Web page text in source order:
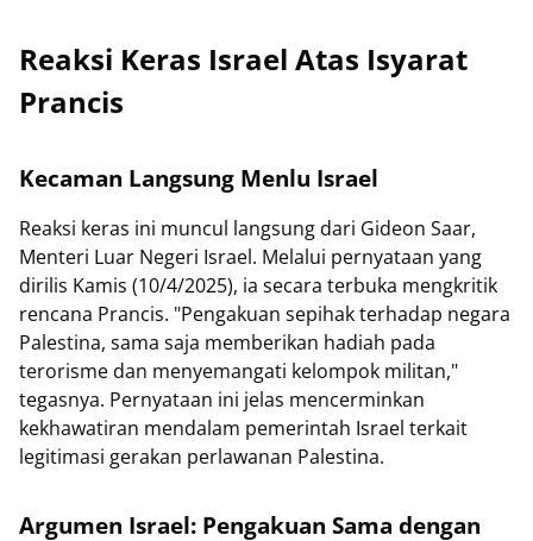
Reaksi Keras Israel Atas Isyarat
Prancis
Kecaman Langsung Menlu Israel
Reaksi keras ini muncul langsung dari Gideon Saar,
Menteri Luar Negeri Israel. Melalui pernyataan yang
dirilis Kamis (10/4/2025), ia secara terbuka mengkritik
rencana Prancis. "Pengakuan sepihak terhadap negara
Palestina, sama saja memberikan hadiah pada
terorisme dan menyemangati kelompok militan,"
tegasnya. Pernyataan ini jelas mencerminkan
kekhawatiran mendalam pemerintah Israel terkait
legitimasi gerakan perlawanan Palestina.
Argumen Israel: Pengakuan Sama dengan